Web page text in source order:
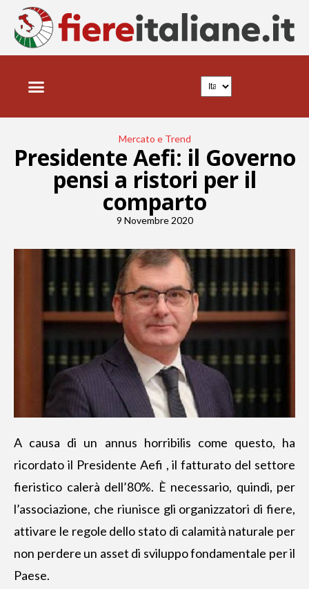
Mercato e Trend
Presidente Aefi: il Governo
pensi a ristori per il
comparto
9 Novembre 2020
A causa di un annus horribilis come questo, ha
ricordato il Presidente Aefi ,il fatturato del settore
fieristico calerà dell’80%. È necessario, quindi, per
l’associazione, che riunisce gli organizzatori di fiere,
attivare le regole dello stato di calamità naturale per
non perdere un asset di sviluppo fondamentale per il
Paese.